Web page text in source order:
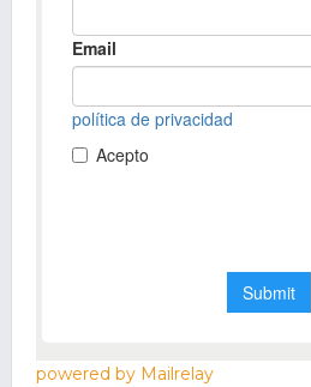
powered by Mailrelay